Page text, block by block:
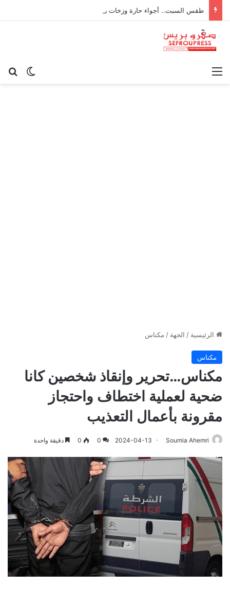
الوضع القائمة
الرئيسية / الجهة / مكناس
مكناس
مكناس…تحرير وإنقاذ شخصين كانا
ضحية لعملية اختطاف واحتجاز
مقرونة بأعمال التعذيب
Soumia Ahemri
2024-04-13
0
0 دقيقة واحدة